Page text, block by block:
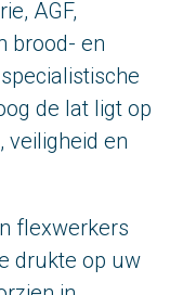
AGF,
brood- en
de lat ligt op
veiligheid en
flexwerkers
drukte op uw